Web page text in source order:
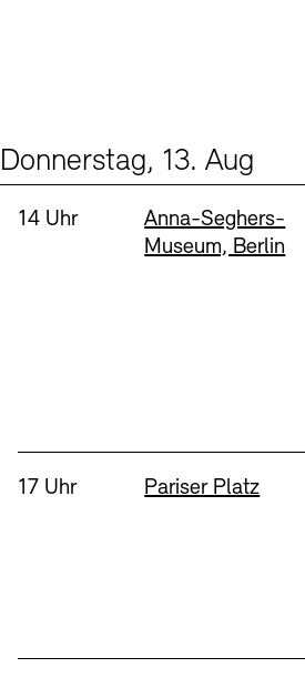
Donnerstag, 13. Aug
Uhrzeit:
14 Uhr Standort
Anna-Seghers-
Museum, Berlin
Uhrzeit:
17 Uhr Standort
Pariser Platz